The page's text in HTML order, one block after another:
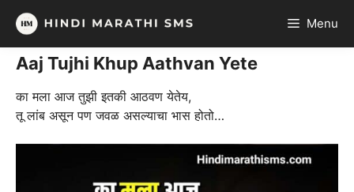
Skip
content
Menu
Aaj Tujhi Khup Aathvan Yete
का मला आज तुझी इतकी आठवण येतेय,
तू लांब असून पण जवळ असल्याचा भास होतो…